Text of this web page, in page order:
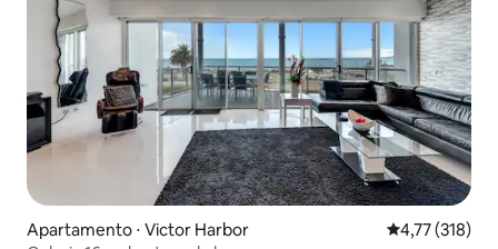
Apartamento ⋅ Victor Harbor 4,77 de uma
4,77 (318)